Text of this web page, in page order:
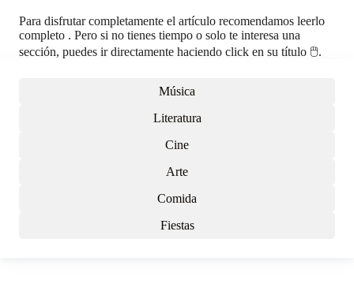
Para disfrutar completamente el artículo recomendamos leerlo
completo . Pero si no tienes tiempo o solo te interesa una
sección, puedes ir directamente haciendo click en su título 🖱️.
Música
Literatura
Cine
Arte
Comida
Fiestas